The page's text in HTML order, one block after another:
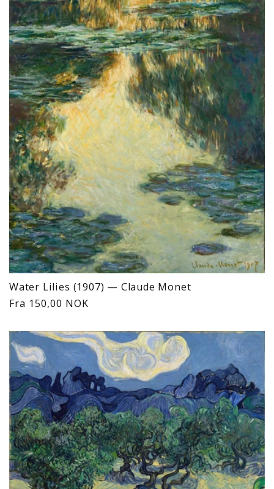
Water Lilies (1907) — Claude Monet
Vanlig
Fra 150,00 NOK